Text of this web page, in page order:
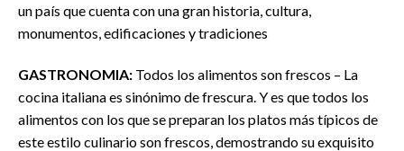
un país que cuenta con una gran historia, cultura,
monumentos, edificaciones y tradiciones
GASTRONOMIA: Todos los alimentos son frescos – La
cocina italiana es sinónimo de frescura. Y es que todos los
alimentos con los que se preparan los platos más típicos de
este estilo culinario son frescos, demostrando su exquisito